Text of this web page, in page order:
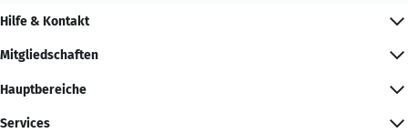
Hilfe & Kontakt
Mitgliedschaften
Hauptbereiche
Services